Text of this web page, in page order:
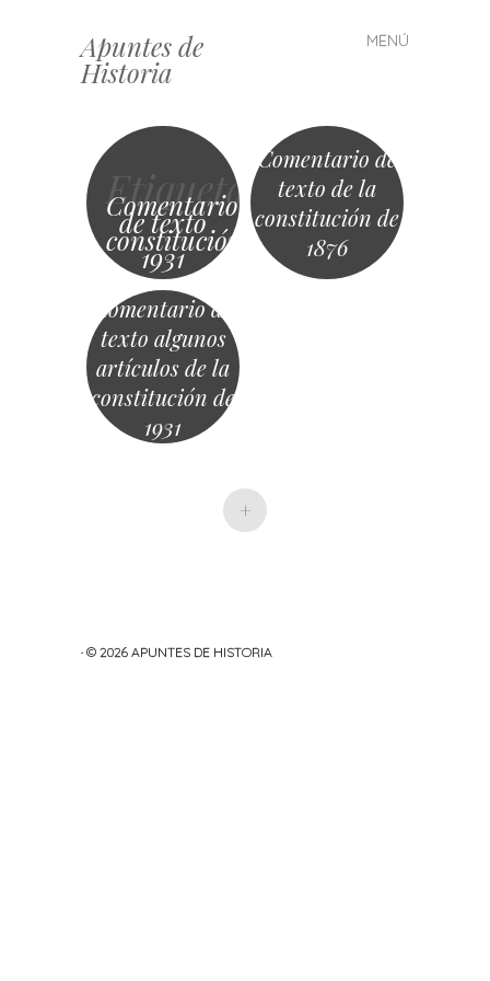
Apuntes de
Historia
MENÚ
Saltar
al
Etiqueta
Comentario
de texto
constitución
1931
Comentario de
texto de la
constitución de
1876
Comentario de
texto algunos
artículos de la
constitución de
1931
+
· © 2026 APUNTES DE HISTORIA